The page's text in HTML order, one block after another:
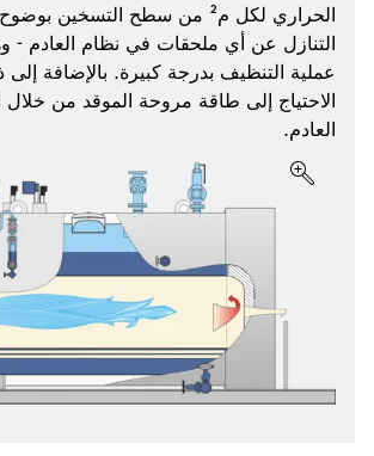
الحراري لكل م² من سطح التسخين
التنازل عن أي ملحقات في نظام العادم -
عملية التنظيف بدرجة كبيرة. بالإضافة
الاحتياج إلى طاقة مروحة الموقد من
العادم.